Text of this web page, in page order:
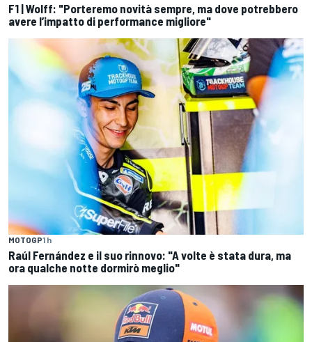
F1 | Wolff: "Porteremo novità sempre, ma dove potrebbero
avere l’impatto di performance migliore"
MOTOGP1 h
Raúl Fernández e il suo rinnovo: "A volte è stata dura, ma
ora qualche notte dormirò meglio"